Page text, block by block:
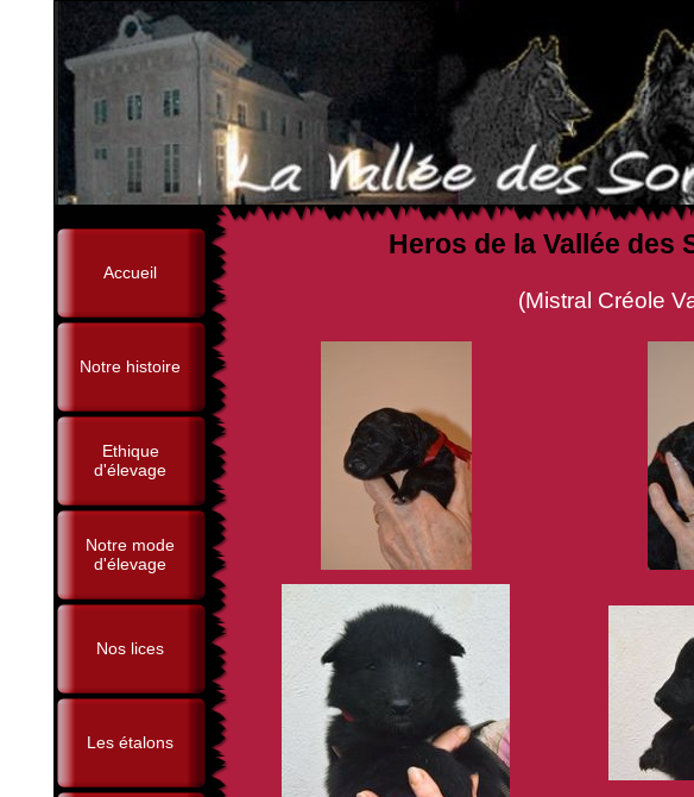
Accueil
Notre histoire
Ethique
d'élevage
Notre mode
d'élevage
Nos lices
Les étalons
Heros de la Vallée des
(Mistral Créole Van Lana's